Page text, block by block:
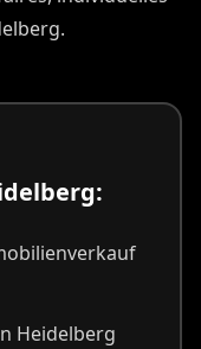
Heidelberg